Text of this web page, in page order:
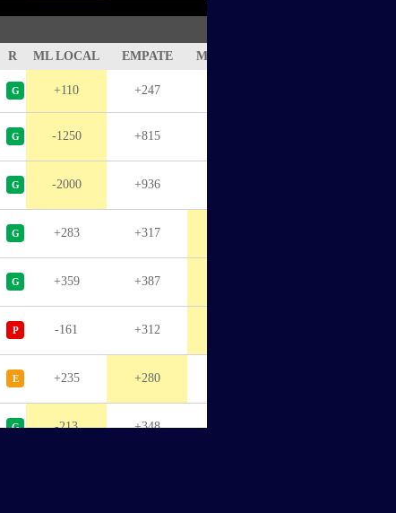
R ML LOCAL EMPATE ML VISITA
G +110 +247
G -1250 +815
G -2000 +936
G +283 +317
G +359 +387
P -161 +312
E +235 +280
G -213 +348